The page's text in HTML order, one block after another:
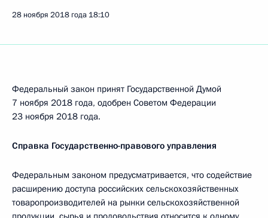
28 ноября 2018 года 18:10
Федеральный закон принят Государственной Думой
7 ноября 2018 года, одобрен Советом Федерации
23 ноября 2018 года.
Справка Государственно-правового управления
Федеральным законом предусматривается, что содействие
расширению доступа российских сельскохозяйственных
товаропроизводителей на рынки сельскохозяйственной